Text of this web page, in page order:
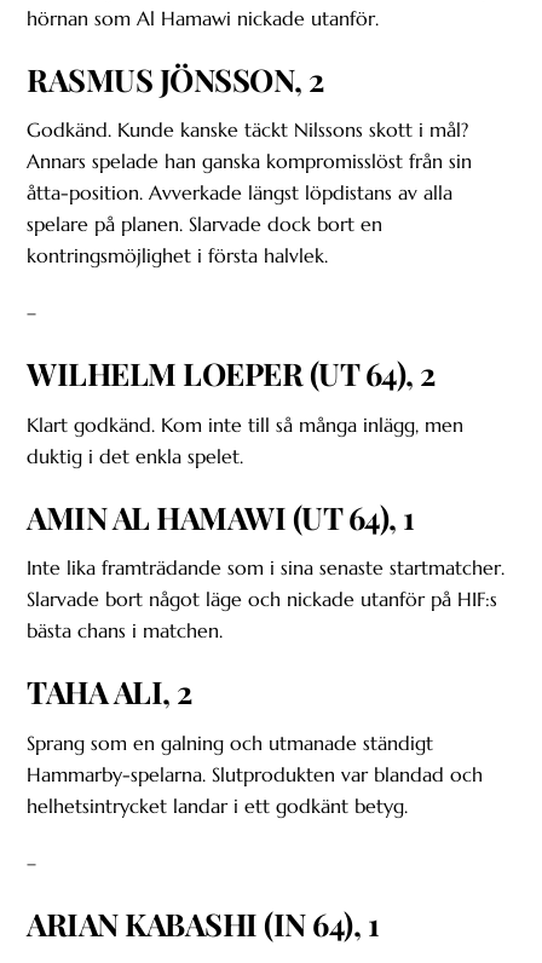
hörnan som Al Hamawi nickade utanför.
RASMUS JÖNSSON, 2
Godkänd. Kunde kanske täckt Nilssons skott i mål?
Annars spelade han ganska kompromisslöst från sin
åtta-position. Avverkade längst löpdistans av alla
spelare på planen. Slarvade dock bort en
kontringsmöjlighet i första halvlek.
–
WILHELM LOEPER (UT 64), 2
Klart godkänd. Kom inte till så många inlägg, men
duktig i det enkla spelet.
AMIN AL HAMAWI (UT 64), 1
Inte lika framträdande som i sina senaste startmatcher.
Slarvade bort något läge och nickade utanför på HIF:s
bästa chans i matchen.
TAHA ALI, 2
Sprang som en galning och utmanade ständigt
Hammarby-spelarna. Slutprodukten var blandad och
helhetsintrycket landar i ett godkänt betyg.
–
ARIAN KABASHI (IN 64), 1